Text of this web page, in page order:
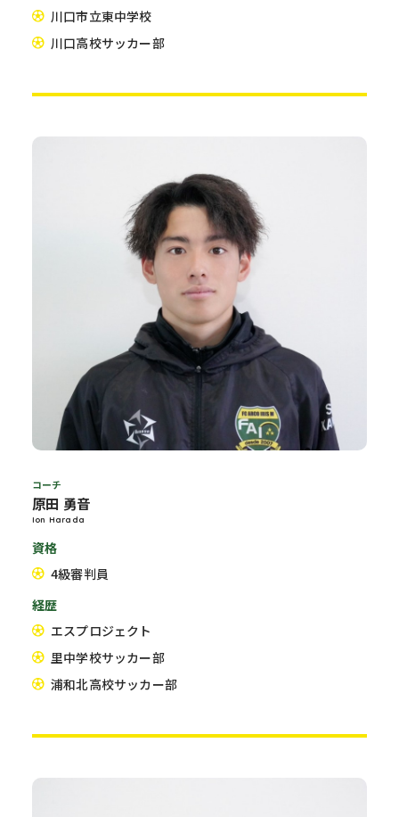
川口市立東中学校
川口高校サッカー部
コーチ
原田 勇音
Ion Harada
資格
4級審判員
経歴
エスプロジェクト
里中学校サッカー部
浦和北高校サッカー部